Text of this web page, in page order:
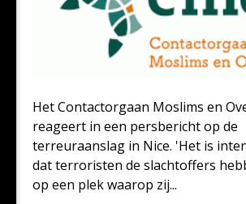
Het Contactorgaan Moslims en
reageert in een persbericht op de
terreuraanslag in Nice. 'Het is
dat terroristen de slachtoffers
op een plek waarop zij...